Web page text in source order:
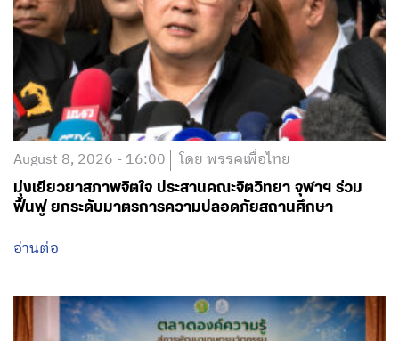
August 8, 2026 - 16:00 โดย พรรคเพื่อไทย
มุ่งเยียวยาสภาพจิตใจ ประสานคณะจิตวิทยา จุฬาฯ ร่วม
ฟื้นฟู ยกระดับมาตรการความปลอดภัยสถานศึกษา
อ่านต่อ